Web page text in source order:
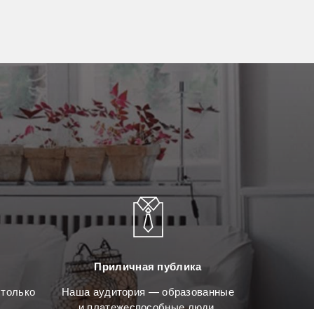
Приличная публика
Наша аудитория — образованные